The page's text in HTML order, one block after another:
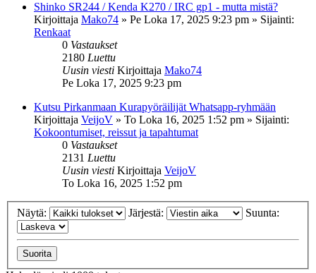
Shinko SR244 / Kenda K270 / IRC gp1 - mutta mistä?
Kirjoittaja Mako74 » Pe Loka 17, 2025 9:23 pm » Sijainti:
Renkaat
0 Vastaukset
2180 Luettu
Uusin viesti Kirjoittaja Mako74
Pe Loka 17, 2025 9:23 pm
Kutsu Pirkanmaan Kurapyöräilijät Whatsapp-ryhmään
Kirjoittaja VeijoV » To Loka 16, 2025 1:52 pm » Sijainti:
Kokoontumiset, reissut ja tapahtumat
0 Vastaukset
2131 Luettu
Uusin viesti Kirjoittaja VeijoV
To Loka 16, 2025 1:52 pm
Näytä: Järjestä: Suunta: